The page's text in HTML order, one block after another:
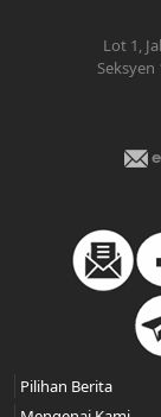
Lot 1,
Seksyen